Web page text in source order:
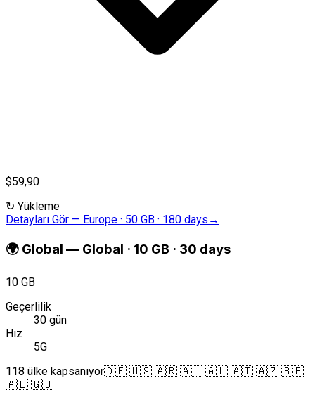
$59,90
↻ Yükleme
Detayları Gör — Europe · 50 GB · 180 days →
🌍 Global — Global · 10 GB · 30 days
10 GB
Geçerlilik
30 gün
Hız
5G
118 ülke kapsanıyor🇩🇪 🇺🇸 🇦🇷 🇦🇱 🇦🇺 🇦🇹 🇦🇿 🇧🇪
🇦🇪 🇬🇧